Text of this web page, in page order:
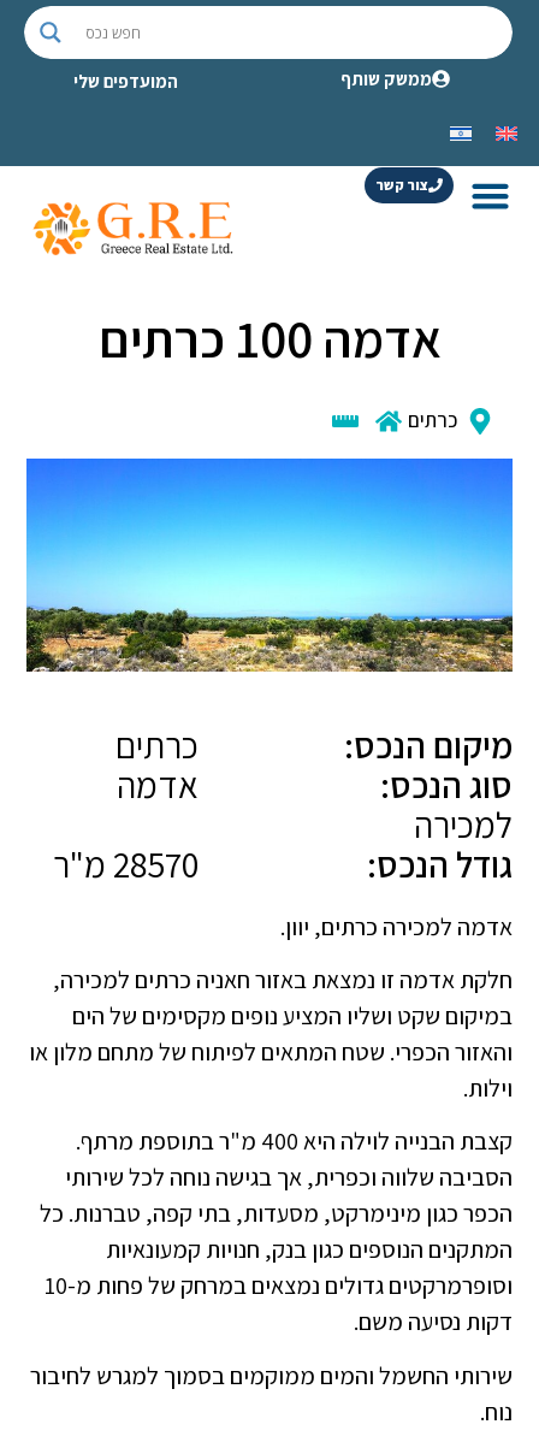
ממשק שותף המועדפים שלי
צור קשר
אדמה 100 כרתים
כרתים
מיקום הנכס:
כרתים
סוג הנכס:
אדמה
למכירה
גודל הנכס:
אדמה למכירה כרתים, יוון.
חלקת אדמה זו נמצאת באזור חאניה כרתים למכירה,
במיקום שקט ושליו המציע נופים מקסימים של הים
והאזור הכפרי. שטח המתאים לפיתוח של מתחם מלון או
וילות.
קצבת הבנייה לוילה היא 400 מ"ר בתוספת מרתף.
הסביבה שלווה וכפרית, אך בגישה נוחה לכל שירותי
הכפר כגון מינימרקט, מסעדות, בתי קפה, טברנות. כל
המתקנים הנוספים כגון בנק, חנויות קמעונאיות
וסופרמרקטים גדולים נמצאים במרחק של פחות מ-10
דקות נסיעה משם.
שירותי החשמל והמים ממוקמים בסמוך למגרש לחיבור
נוח.